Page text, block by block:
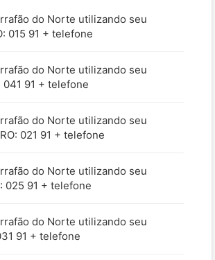
do Norte utilizando seu
015 91 + telefone
do Norte utilizando seu
91 + telefone
do Norte utilizando seu
021 91 + telefone
do Norte utilizando seu
025 91 + telefone
do Norte utilizando seu
91 + telefone